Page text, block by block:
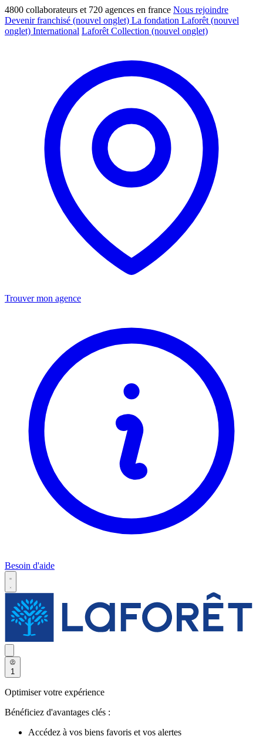
4800 collaborateurs et 720 agences en france Nous rejoindre
Devenir franchisé (nouvel onglet) La fondation Laforêt (nouvel
onglet) International Laforêt Collection (nouvel onglet)
Trouver mon agence
Besoin d'aide
1
Optimiser votre expérience
Bénéficiez d'avantages clés :
Accédez à vos biens favoris et vos alertes